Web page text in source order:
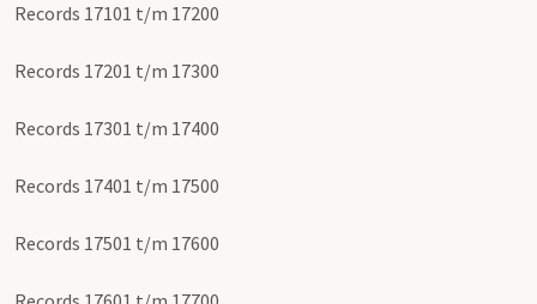
Records 17101 t/m 17200
Records 17201 t/m 17300
Records 17301 t/m 17400
Records 17401 t/m 17500
Records 17501 t/m 17600